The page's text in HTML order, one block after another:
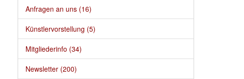
Anfragen an uns (16)
Künstlervorstellung (5)
Mitgliederinfo (34)
Newsletter (200)